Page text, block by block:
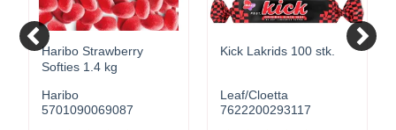
Haribo Strawberry
Softies 1.4 kg
Haribo
5701090069087
Kick Lakrids 100 stk.
Leaf/Cloetta
7622200293117